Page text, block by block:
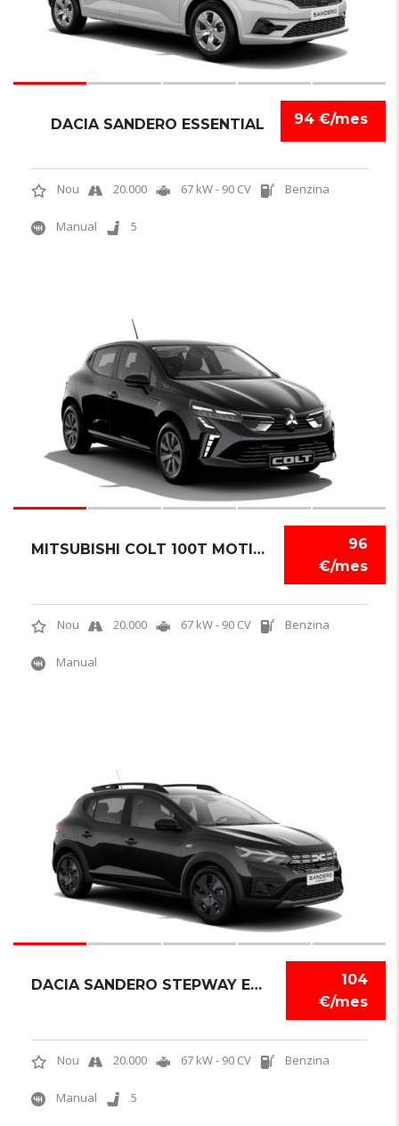
94 €/mes
DACIA SANDERO ESSENTIAL
Nou 20.000 67 kW - 90 CV Benzina
Manual 5
96
€/mes
MITSUBISHI COLT 100T MOTION
Nou 20.000 67 kW - 90 CV Benzina
Manual
104
€/mes
DACIA SANDERO STEPWAY EXPRESSION
Nou 20.000 67 kW - 90 CV Benzina
Manual 5